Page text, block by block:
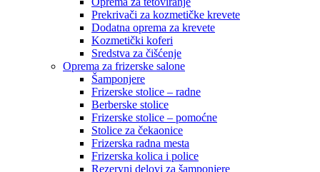
Prekrivači za kozmetičke krevete
Dodatna oprema za krevete
Kozmetički koferi
Sredstva za čišćenje
Oprema za frizerske salone
Šamponjere
Frizerske stolice – radne
Berberske stolice
Frizerske stolice – pomoćne
Stolice za čekaonice
Frizerska radna mesta
Frizerska kolica i police
Rezervni delovi za šamponjere